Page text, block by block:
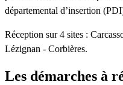
départemental d’insertion
Réception sur 4 sites :
Lézignan - Corbières.
Les démarches à